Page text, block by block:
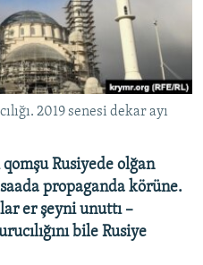
2019 senesi dekar ayı
Rusiyede olğan
propaganda körüne.
er şeyni unuttı –
bile Rusiye